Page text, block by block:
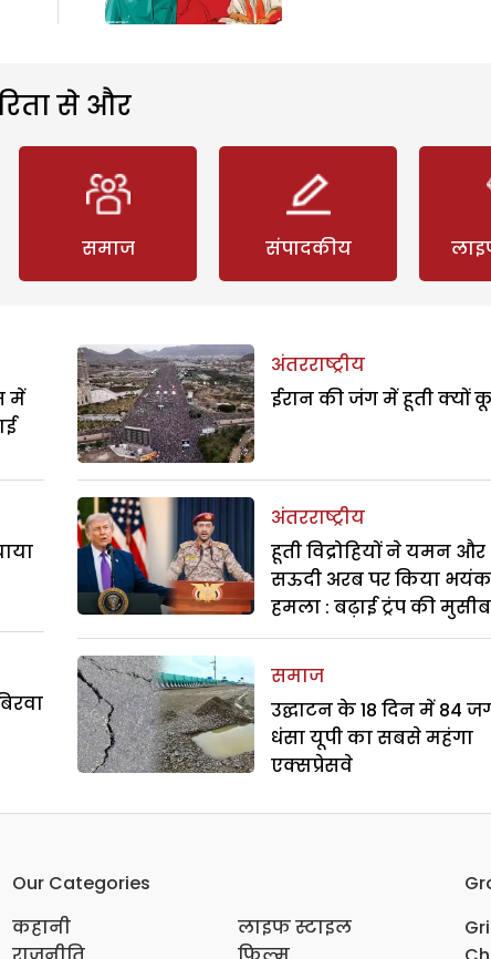
से और
समाज संपादकीय
में
अंतरराष्ट्रीय
ईरान की जंग में हूती क्यों
अंतरराष्ट्रीय
हूती विद्रोहियों ने यमन और
सऊदी अरब पर किया
हमला : बढ़ाई ट्रंप की
समाज
उद्घाटन के 18 दिन में 84
धंसा यूपी का सबसे महंगा
एक्सप्रेसवे
Our Categories
कहानी
लाइफ स्टाइल